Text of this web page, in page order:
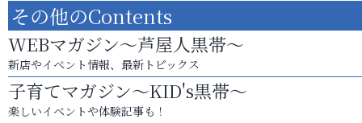
その他のContents
WEBマガジン～芦屋人黒帯～
新店やイベント情報、最新トピックス
子育てマガジン～KID's黒帯～
楽しいイベントや体験記事も！